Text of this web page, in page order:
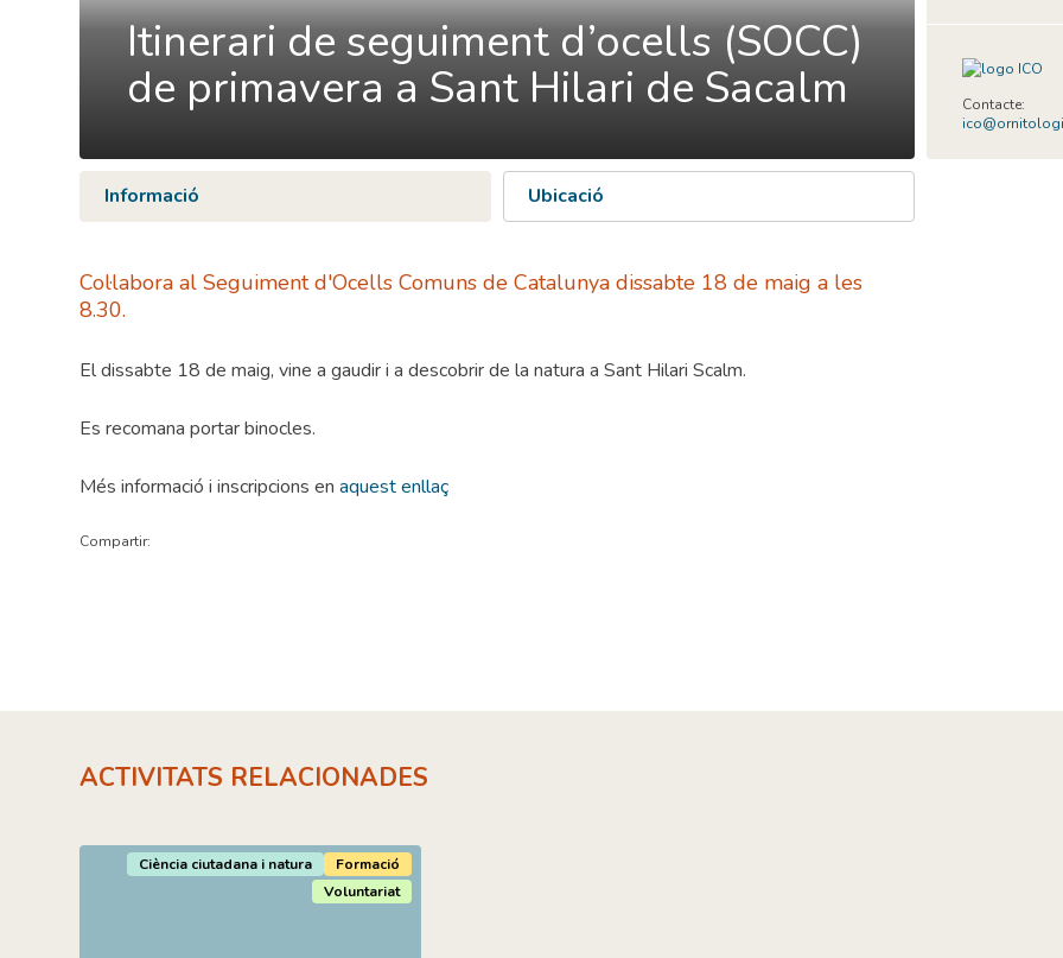
Itinerari de seguiment d’ocells (SOCC)
de primavera a Sant Hilari de Sacalm
Contacte:
Informació Ubicació
Col·labora al Seguiment d'Ocells Comuns de Catalunya dissabte 18 de maig a les
8.30.
El dissabte 18 de maig, vine a gaudir i a descobrir de la natura a Sant Hilari Scalm.
Es recomana portar binocles.
Més informació i inscripcions en aquest enllaç
Compartir:
ACTIVITATS RELACIONADES
Ciència ciutadana i natura
Formació
Voluntariat